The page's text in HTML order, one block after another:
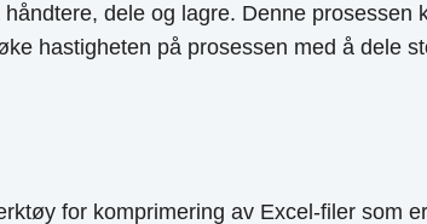
dele og lagre. Denne
hastigheten på prosessen med å dele
for komprimering av Excel-filer som